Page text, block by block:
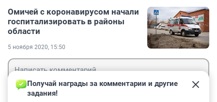
Омичей с коронавирусом начали
госпитализировать в районы
области
5 ноября 2020, 15:50
Получай награды за комментарии и другие
задания!